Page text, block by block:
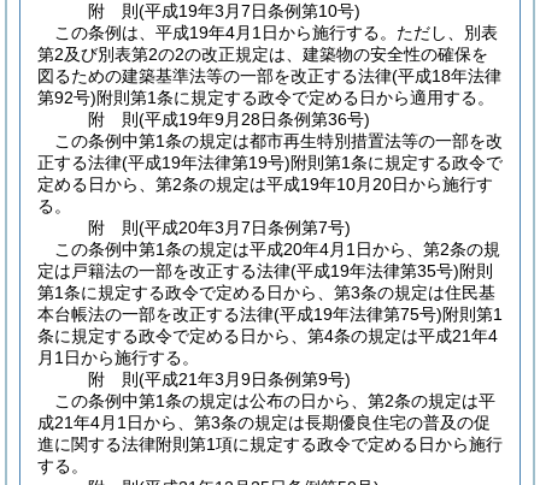
附 則(平成19年3月7日条例第10号)
この条例は、平成19年4月1日から施行する。 ただし、別表
第2及び別表第2の2の改正規定は、建築物の安全性の確保を
図るための建築基準法等の一部を改正する法律(平成18年法律
第92号)附則第1条に規定する政令で定める日から適用する。
附 則(平成19年9月28日条例第36号)
この条例中第1条の規定は都市再生特別措置法等の一部を改
正する法律(平成19年法律第19号)附則第1条に規定する政令で
定める日から、第2条の規定は平成19年10月20日から施行す
る。
附 則(平成20年3月7日条例第7号)
この条例中第1条の規定は平成20年4月1日から、第2条の規
定は戸籍法の一部を改正する法律(平成19年法律第35号)附則
第1条に規定する政令で定める日から、第3条の規定は住民基
本台帳法の一部を改正する法律(平成19年法律第75号)附則第1
条に規定する政令で定める日から、第4条の規定は平成21年4
月1日から施行する。
附 則(平成21年3月9日条例第9号)
この条例中第1条の規定は公布の日から、第2条の規定は平
成21年4月1日から、第3条の規定は長期優良住宅の普及の促
進に関する法律附則第1項に規定する政令で定める日から施行
する。